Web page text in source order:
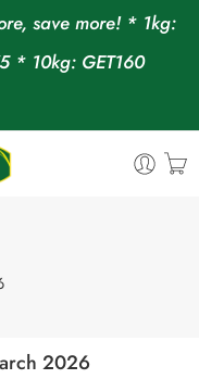
save more! * 1kg:
* 10kg: GET160
2026